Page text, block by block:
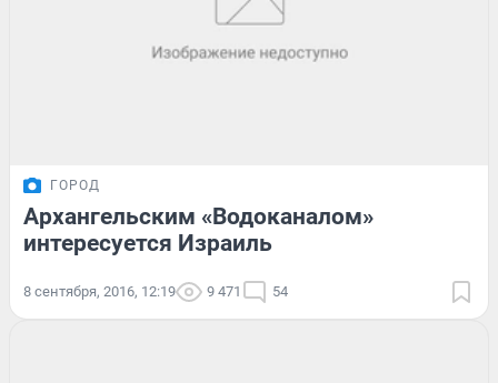
ГОРОД
Архангельским «Водоканалом»
интересуется Израиль
8 сентября, 2016, 12:19 9 471 54